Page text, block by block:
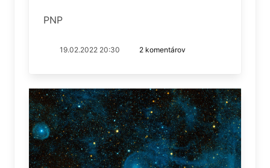
PNP
19.02.2022 20:30 2 komentárov